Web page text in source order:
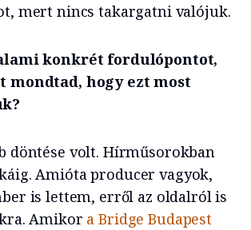
mert nincs takargatni valójuk.
konkrét fordulópontot,
mondtad, hogy ezt most
döntése volt. Hírműsorokban
Amióta producer vagyok,
is lettem, erről az oldalról is
Amikor a Bridge Budapest